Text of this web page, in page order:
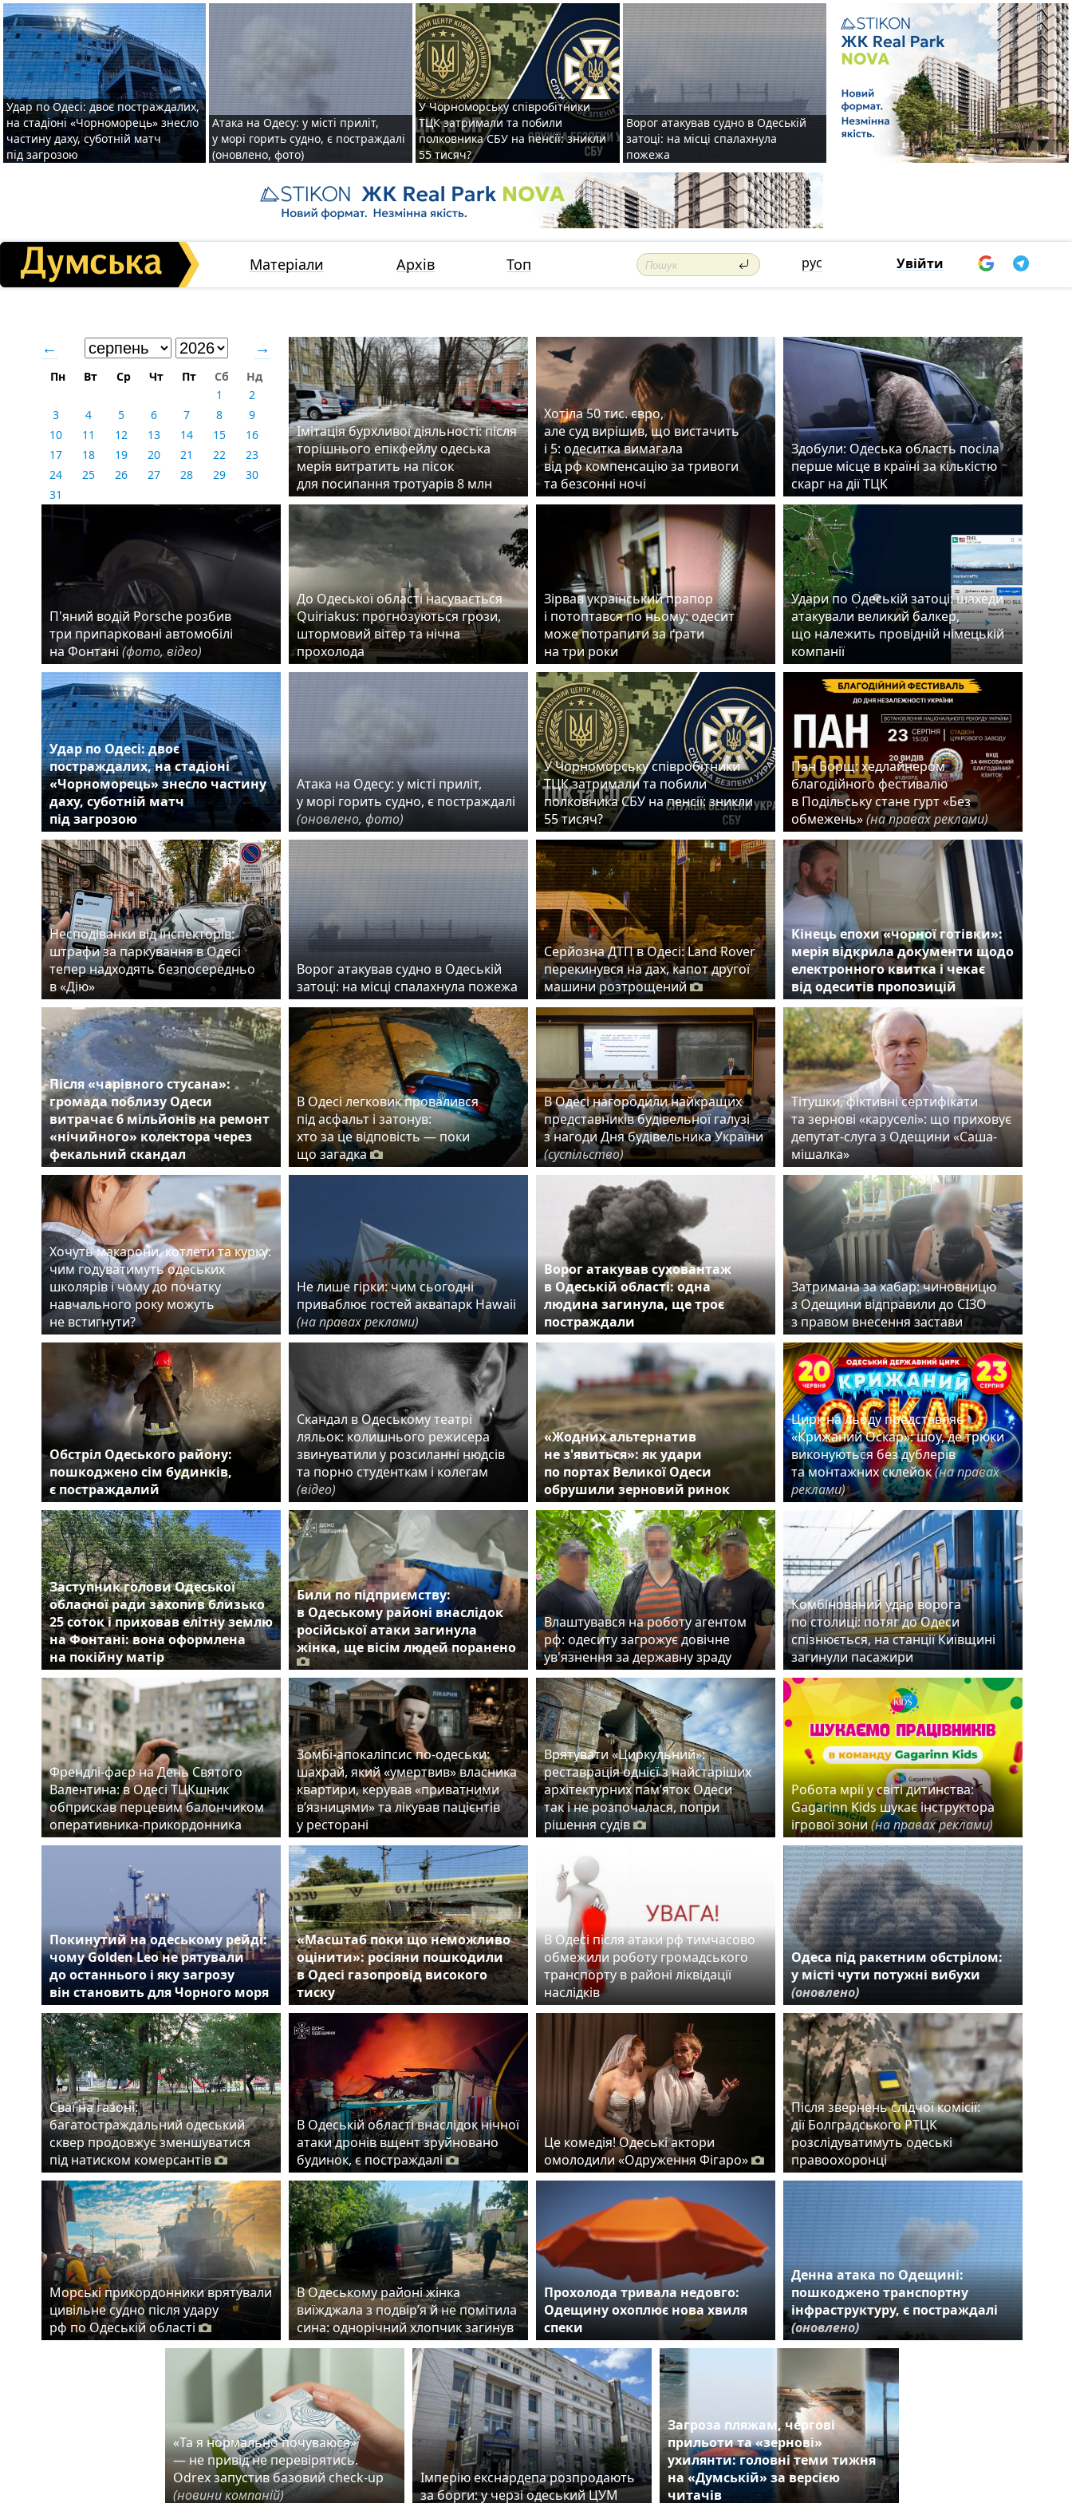
Удар по Одесі: двоє постраждалих,
на стадіоні «Чорноморець» знесло
частину даху, суботній матч
під загрозою
Атака на Одесу: у місті приліт,
у морі горить судно, є постраждалі
(оновлено, фото)
У Чорноморську співробітники
ТЦК затримали та побили
полковника СБУ на пенсії: зникли
55 тисяч?
Ворог атакував судно в Одеській
затоці: на місці спалахнула
пожежа
Матеріали Архів Топ рус Увійти
← →
Пн Вт Ср Чт Пт Сб
Нд
1
2
3
4 5 6 7 8
9
10
11 12 13 14 15
16
17
18 19 20 21 22
23
24
25 26 27 28 29
30
31
Імітація бурхливої діяльності: після
торішнього епікфейлу одеська
мерія витратить на пісок
для посипання тротуарів 8 млн
Хотіла 50 тис. євро,
але суд вирішив, що вистачить
і 5: одеситка вимагала
від рф компенсацію за тривоги
та безсонні ночі
Здобули: Одеська область посіла
перше місце в країні за кількістю
скарг на дії ТЦК
П'яний водій Porsche розбив
три припарковані автомобілі
на Фонтані (фото, відео)
До Одеської області насувається
Quiriakus: прогнозуються грози,
штормовий вітер та нічна
прохолода
Зірвав український прапор
і потоптався по ньому: одесит
може потрапити за ґрати
на три роки
Удари по Одеській затоці: шахеди
атакували великий балкер,
що належить провідній німецькій
компанії
Удар по Одесі: двоє
постраждалих, на стадіоні
«Чорноморець» знесло частину
даху, суботній матч
під загрозою
Атака на Одесу: у місті приліт,
у морі горить судно, є постраждалі
(оновлено, фото)
У Чорноморську співробітники
ТЦК затримали та побили
полковника СБУ на пенсії: зникли
55 тисяч?
Пан Борщ: хедлайнером
благодійного фестивалю
в Подільську стане гурт «Без
обмежень»(на правах реклами)
Несподіванки від інспекторів:
штрафи за паркування в Одесі
тепер надходять безпосередньо
в «Дію»
Ворог атакував судно в Одеській
затоці: на місці спалахнула пожежа
Серйозна ДТП в Одесі: Land Rover
перекинувся на дах, капот другої
машини розтрощений
Кінець епохи «чорної готівки»:
мерія відкрила документи щодо
електронного квитка і чекає
від одеситів пропозицій
Після «чарівного стусана»:
громада поблизу Одеси
витрачає 6 мільйонів на ремонт
«нічийного» колектора через
фекальний скандал
В Одесі легковик провалився
під асфальт і затонув:
хто за це відповість — поки
що загадка
В Одесі нагородили найкращих
представників будівельної галузі
з нагоди Дня будівельника України
(суспільство)
Тітушки, фіктивні сертифікати
та зернові «каруселі»: що приховує
депутат-слуга з Одещини «Саша-
мішалка»
Хочуть макарони, котлети та курку:
чим годуватимуть одеських
школярів і чому до початку
навчального року можуть
не встигнути?
Не лише гірки: чим сьогодні
приваблює гостей аквапарк Hawaii
(на правах реклами)
Ворог атакував суховантаж
в Одеській області: одна
людина загинула, ще троє
постраждали
Затримана за хабар: чиновницю
з Одещини відправили до СІЗО
з правом внесення застави
Обстріл Одеського району:
пошкоджено сім будинків,
є постраждалий
Скандал в Одеському театрі
ляльок: колишнього режисера
звинуватили у розсиланні нюдсів
та порно студенткам і колегам
(відео)
«Жодних альтернатив
не з'явиться»: як удари
по портах Великої Одеси
обрушили зерновий ринок
Цирк на льоду представляє
«Крижаний Оскар»: шоу, де трюки
виконуються без дублерів
та монтажних склейок(на правах
реклами)
Заступник голови Одеської
обласної ради захопив близько
25 соток і приховав елітну землю
на Фонтані: вона оформлена
на покійну матір
Били по підприємству:
в Одеському районі внаслідок
російської атаки загинула
жінка, ще вісім людей поранено
Влаштувався на роботу агентом
рф: одеситу загрожує довічне
ув'язнення за державну зраду
Комбінований удар ворога
по столиці: потяг до Одеси
спізнюється, на станції Київщині
загинули пасажири
Френдлі-фаєр на День Святого
Валентина: в Одесі ТЦКшник
обприскав перцевим балончиком
оперативника-прикордонника
Зомбі-апокаліпсис по-одеськи:
шахрай, який «умертвив» власника
квартири, керував «приватними
в’язницями» та лікував пацієнтів
у ресторані
Врятувати «Циркульний»:
реставрація однієї з найстаріших
архітектурних пам’яток Одеси
так і не розпочалася, попри
рішення судів
Робота мрії у світі дитинства:
Gagarinn Kids шукає інструктора
ігрової зони(на правах реклами)
Покинутий на одеському рейді:
чому Golden Leo не рятували
до останнього і яку загрозу
він становить для Чорного моря
«Масштаб поки що неможливо
оцінити»: росіяни пошкодили
в Одесі газопровід високого
тиску
В Одесі після атаки рф тимчасово
обмежили роботу громадського
транспорту в районі ліквідації
наслідків
Одеса під ракетним обстрілом:
у місті чути потужні вибухи
(оновлено)
Сваї на газоні:
багатостраждальний одеський
сквер продовжує зменшуватися
під натиском комерсантів
В Одеській області внаслідок нічної
атаки дронів вщент зруйновано
будинок, є постраждалі
Це комедія! Одеські актори
омолодили «Одруження Фігаро»
Після звернень слідчої комісії:
дії Болградського РТЦК
розслідуватимуть одеські
правоохоронці
Морські прикордонники врятували
цивільне судно після удару
рф по Одеській області
В Одеському районі жінка
виїжджала з подвір’я й не помітила
сина: однорічний хлопчик загинув
Прохолода тривала недовго:
Одещину охоплює нова хвиля
спеки
Денна атака по Одещині:
пошкоджено транспортну
інфраструктуру, є постраждалі
(оновлено)
«Та я нормально почуваюся»
— не привід не перевірятись.
Odrex запустив базовий check-up
(новини компаній)
Імперію екснардепа розпродають
за борги: у черзі одеський ЦУМ
Загроза пляжам, чергові
прильоти та «зернові»
ухилянти: головні теми тижня
на «Думській» за версією
читачів